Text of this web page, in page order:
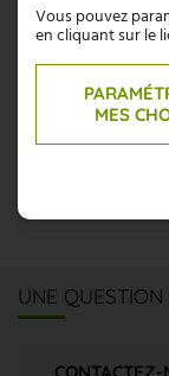
UNE QUESTION
Vous pouvez
en cliquant sur le
MES